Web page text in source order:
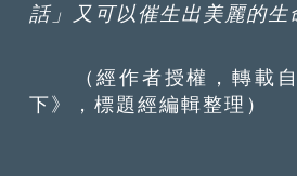
話」又可以催生出美麗的生
（經作者授權，轉載自
下》，標題經編輯整理）